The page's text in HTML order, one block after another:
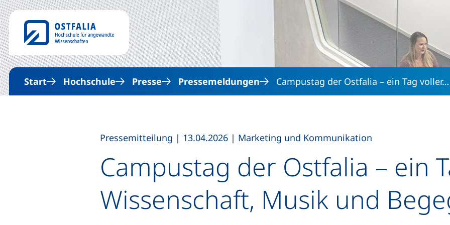
Direkt zum Inhalt
Start Hochschule Presse Pressemeldungen Campustag der Ostfalia – ein Tag voller…
Campustag der Ostfalia – ein
Wissenschaft, Musik und
Pressemitteilung | 13.04.2026 | Marketing und Kommunikation